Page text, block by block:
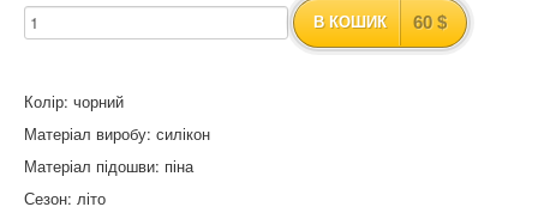
В КОШИК 60 $
Колір: чорний
Матеріал виробу: силікон
Матеріал підошви: піна
Сезон: літо